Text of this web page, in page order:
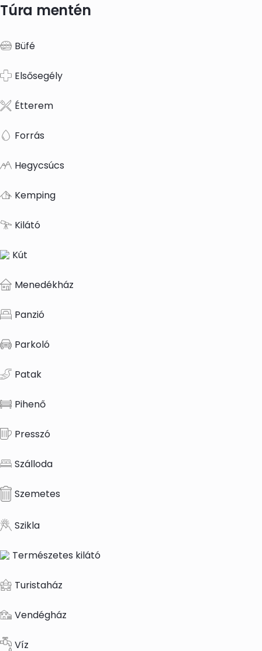
Túra mentén
Büfé
Elsősegély
Étterem
Forrás
Hegycsúcs
Kemping
Kilátó
Kút
Menedékház
Panzió
Parkoló
Patak
Pihenő
Presszó
Szálloda
Szemetes
Szikla
Természetes kilátó
Turistaház
Vendégház
Víz